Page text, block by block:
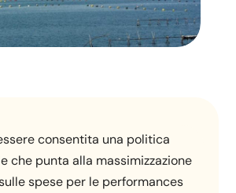
consentita una politica
che punta alla massimizzazione
spese per le performances